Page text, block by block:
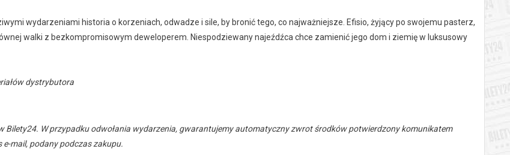
wydarzeniami historia o korzeniach, odwadze i sile, by bronić tego, co najważniejsze. Efisio, żyjący po swojemu pasterz,
walki z bezkompromisowym deweloperem. Niespodziewany najeźdźca chce zamienić jego dom i ziemię w luksusowy
dystrybutora
Bilety24. W przypadku odwołania wydarzenia, gwarantujemy automatyczny zwrot środków potwierdzony komunikatem
e-mail, podany podczas zakupu.